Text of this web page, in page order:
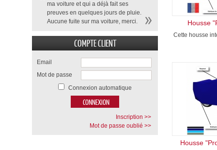
Housse
Cette housse
Housse
ma voiture et qui a déjà fait ses
preuves en quelques jours de pluie.
Aucune fuite sur ma voiture, merci.
COMPTE CLIENT
Email
Mot de passe
Connexion automatique
Inscription >>
Mot de passe oublié >>